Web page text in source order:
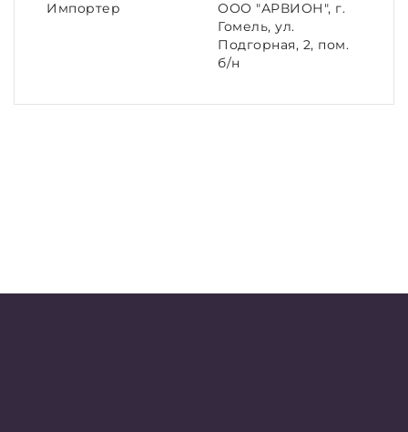
Импортер
ООО "АРВИОН", г.
Гомель, ул.
Подгорная, 2, пом.
б/н